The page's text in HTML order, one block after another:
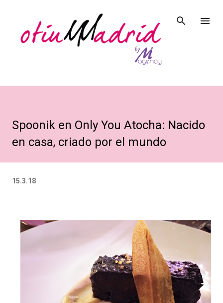
Ir al contenido principal
Spoonik en Only You Atocha: Nacido
en casa, criado por el mundo
15.3.18